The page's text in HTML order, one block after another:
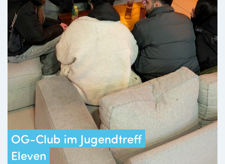
OG-Club im Jugendtreff
Eleven